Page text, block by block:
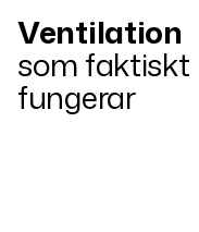
Ventilation
som faktiskt
fungerar